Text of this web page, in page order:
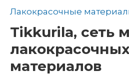
Лакокрасочные
Tikkurila, сеть
материалов